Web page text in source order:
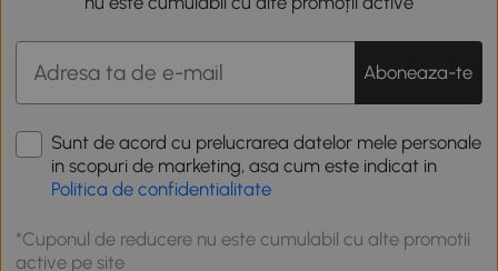
Aboneaza-te
Sunt de acord cu prelucrarea datelor mele personale
in scopuri de marketing, asa cum este indicat in
Politica de confidentialitate
*Cuponul de reducere nu este cumulabil cu alte promotii
active pe site